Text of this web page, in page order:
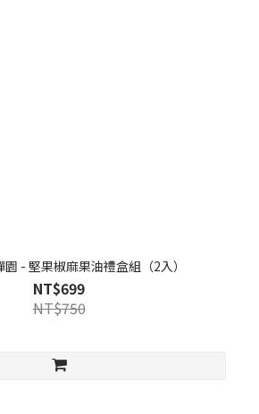
- 堅果椒麻果油禮盒組（2入）
NT$699
NT$750